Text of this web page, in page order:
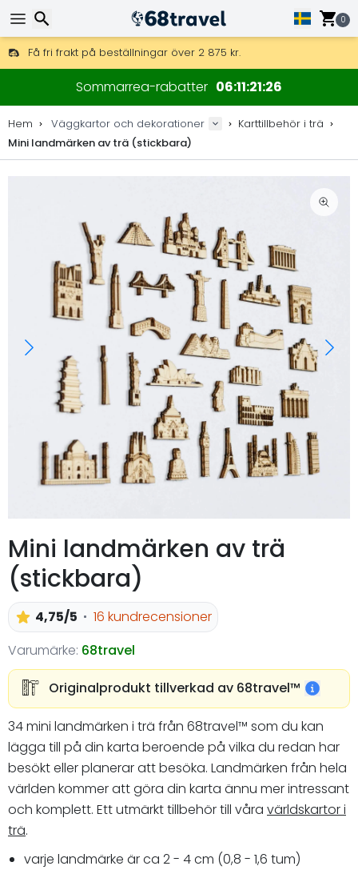
0
Få fri frakt på beställningar över 2 875 kr.
DHL Express över natten är också tillgängligt.
30 dagar för retur, 90 dagar för träkartor och dekorationer.
Sommarrea-rabatter 06 11 21 25
Hem Väggkartor och dekorationer
Karttillbehör i trä
Mini landmärken av trä (stickbara)
Mini landmärken av trä
(stickbara)
4,75/5
16 kundrecensioner
Varumärke: 68travel
Originalprodukt tillverkad av 68travel™️
34 mini landmärken i trä från 68travel™️ som du kan
lägga till på din karta beroende på vilka du redan har
besökt eller planerar att besöka. Landmärken från hela
världen kommer att göra din karta ännu mer intressant
och komplett. Ett utmärkt tillbehör till våra världskartor i
trä.
varje landmärke är ca 2 - 4 cm (0,8 - 1,6 tum)